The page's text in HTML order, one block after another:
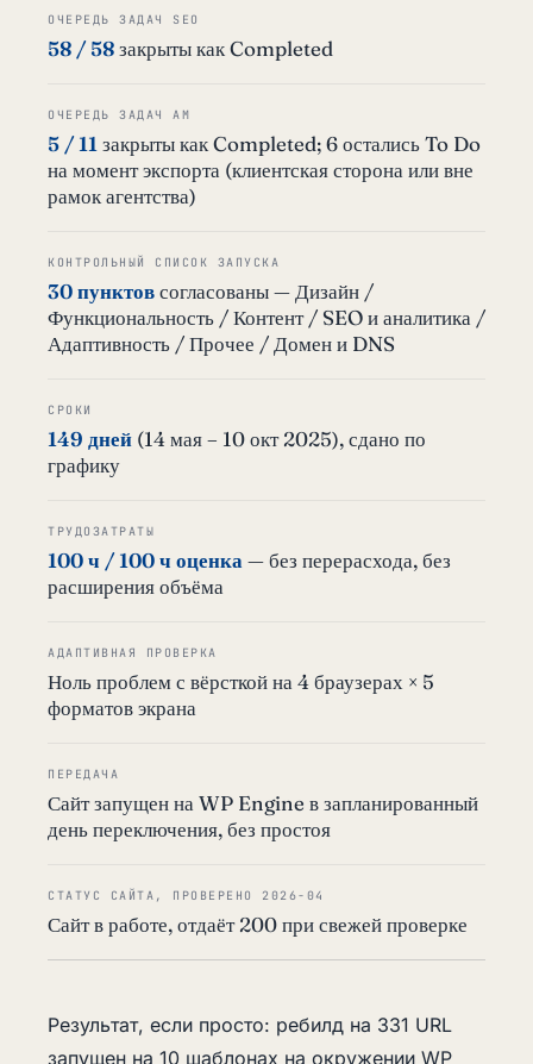
ОЧЕРЕДЬ ЗАДАЧ SEO
58 / 58закрыты как Completed
ОЧЕРЕДЬ ЗАДАЧ AM
5 / 11 закрыты как Completed; 6 остались To Do
на момент экспорта (клиентская сторона или вне
рамок агентства)
КОНТРОЛЬНЫЙ СПИСОК ЗАПУСКА
30 пунктовсогласованы — Дизайн /
Функциональность / Контент / SEO и аналитика /
Адаптивность / Прочее / Домен и DNS
СРОКИ
149 дней (14 мая – 10 окт 2025), сдано по
графику
ТРУДОЗАТРАТЫ
100 ч / 100 ч оценка — без перерасхода, без
расширения объёма
АДАПТИВНАЯ ПРОВЕРКА
Ноль проблем с вёрсткой на 4 браузерах × 5
форматов экрана
ПЕРЕДАЧА
Сайт запущен на WP Engine в запланированный
день переключения, без простоя
СТАТУС САЙТА, ПРОВЕРЕНО 2026-04
Сайт в работе, отдаёт 200 при свежей проверке
Результат, если просто: ребилд на 331 URL
запущен на 10 шаблонах на окружении WP